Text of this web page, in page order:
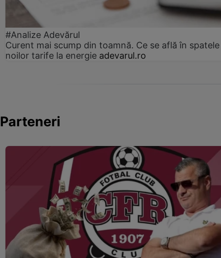
#Analize Adevărul
Curent mai scump din toamnă. Ce se află în spatele
noilor tarife la energie adevarul.ro
Parteneri